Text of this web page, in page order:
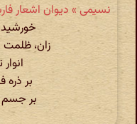
نسیمی » دیوان اشعار فارسی »
زان،
بر ذره
بر جسم